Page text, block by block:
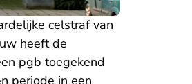
celstraf van
heeft de
pgb toegekend